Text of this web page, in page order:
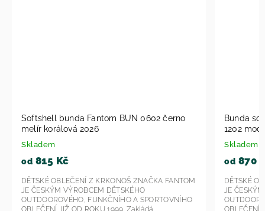
Softshell bunda Fantom BUN 0602 černo
melír korálová 2026
Skladem
od 815 Kč
DĚTSKÉ OBLEČENÍ Z KRKONOŠ ZNAČKA FANTOM
JE ČESKÝM VÝROBCEM DĚTSKÉHO
OUTDOOROVÉHO, FUNKČNÍHO A SPORTOVNÍHO
OBLEČENÍ JIŽ OD ROKU 1999. Zakládá...
Bunda
1202
Skladem
od 870
DĚTSKÉ
JE
OBLEČENÍ